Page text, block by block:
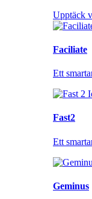
Upptäck
Faciliate
Ett
Fast2
Ett
Geminus